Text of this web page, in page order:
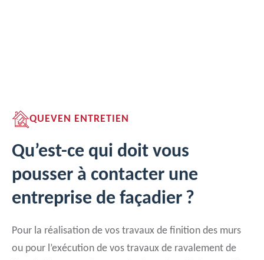
QUEVEN ENTRETIEN
Qu’est-ce qui doit vous
pousser à contacter une
entreprise de façadier ?
Pour la réalisation de vos travaux de finition des murs
ou pour l’exécution de vos travaux de ravalement de